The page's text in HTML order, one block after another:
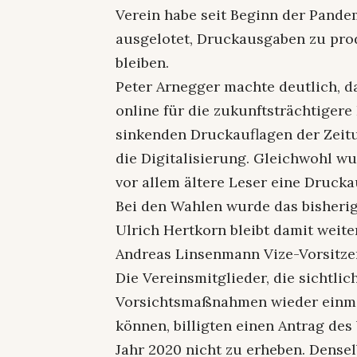
Verein habe seit Beginn der
ausgelotet, Druckausgaben zu
bleiben.
Peter Arnegger machte deutlich,
online für die zukunftsträchtigere
sinkenden Druckauflagen der
die Digitalisierung. Gleichwohl
vor allem ältere Leser eine
Bei den Wahlen wurde das
Ulrich Hertkorn bleibt damit
Andreas Linsenmann Vize-
Die Vereinsmitglieder, die
Vorsichtsmaßnahmen wieder
können, billigten einen Antrag
Jahr 2020 nicht zu erheben.